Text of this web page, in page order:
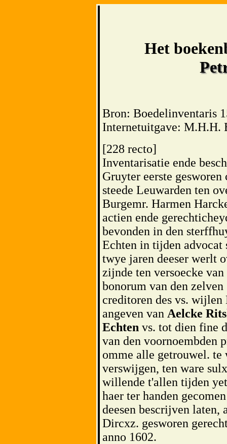
Het
Bron: Boedelinventaris
Internetuitgave: M.H.H.
[228 recto]
Inventarisatie ende
Gruyter eerste gesworen
steede Leuwarden ten
Burgemr. Harmen
actien ende
bevonden in den
Echten in tijden advocat
twye jaren deeser werlt
zijnde ten versoecke
bonorum van den
creditoren des vs. wijlen
angeven van Aelcke
Echten vs. tot dien fine
van den voornoembden
omme alle getrouwel. te
verswijgen, ten ware
willende t'allen tijden
haer ter handen
deesen bescrijven laten,
Dircxz. gesworen
anno 1602.